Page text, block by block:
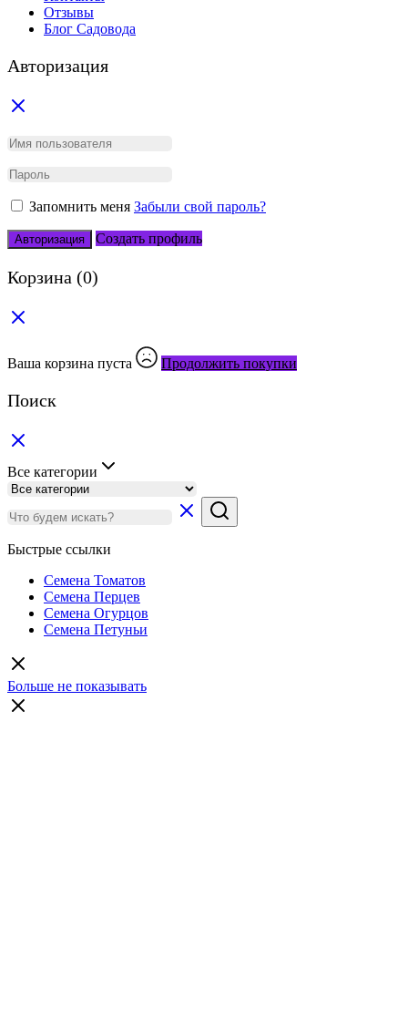
Отзывы
Блог Садовода
Авторизация
Запомнить меня Забыли свой пароль?
Авторизация Создать профиль
Корзина (0)
Ваша корзина пуста Продолжить покупки
Поиск
Все категории
Быстрые ссылки
Семена Томатов
Семена Перцев
Семена Огурцов
Семена Петуньи
Больше не показывать